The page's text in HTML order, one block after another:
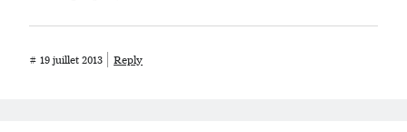
# 19 juillet 2013 Reply